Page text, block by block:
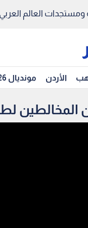
ومستجدات العالم
الأردن مونديال 2026
المخالطين